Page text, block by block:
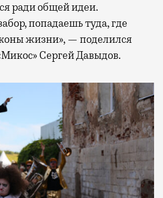
ради общей идеи.
попадаешь туда, где
жизни», — поделился
Сергей Давыдов.